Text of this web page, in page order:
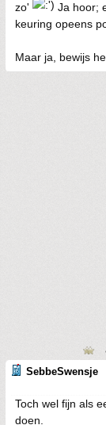
zo'
Ja hoor;
keuring opeens
Maar ja, bewijs
SebbeSwensje
Toch wel fijn als
doen.